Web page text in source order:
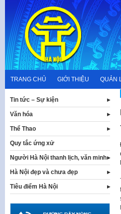
content
TRANG CHỦ GIỚI THIỆU QUẢN
Tin tức – Sự kiện
Văn hóa
Thể Thao
Quy tắc ứng xử
Người Hà Nội thanh lịch, văn minh
Hà Nội đẹp và chưa đẹp
Tiêu điểm Hà Nội